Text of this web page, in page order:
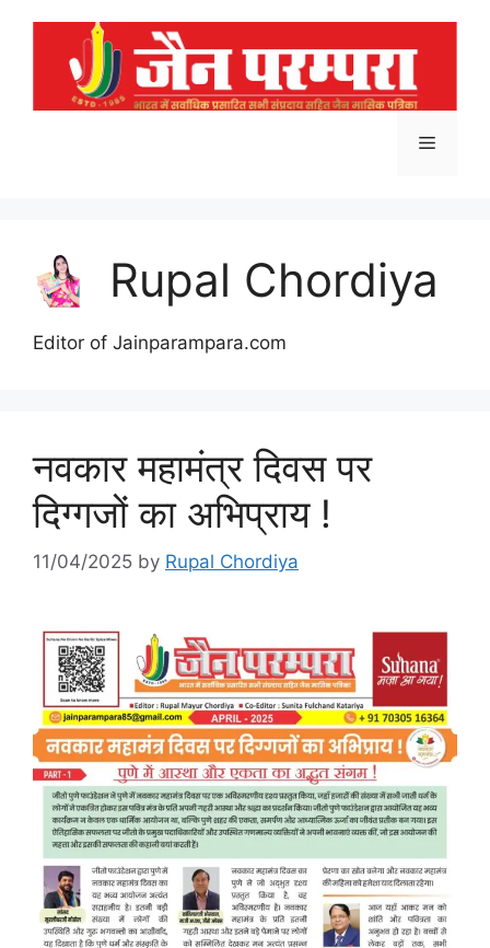
Menu
Rupal Chordiya
Editor of Jainparampara.com
नवकार महामंत्र दिवस पर
दिग्गजों का अभिप्राय !
11/04/2025 by Rupal Chordiya